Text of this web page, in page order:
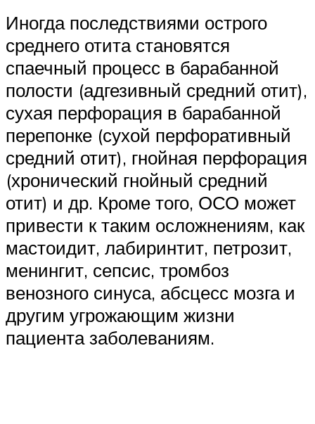
Иногда последствиями острого
среднего отита становятся
спаечный процесс в барабанной
полости (адгезивный средний отит),
сухая перфорация в барабанной
перепонке (сухой перфоративный
средний отит), гнойная перфорация
(хронический гнойный средний
отит) и др. Кроме того, ОСО может
привести к таким осложнениям, как
мастоидит, лабиринтит, петрозит,
менингит, сепсис, тромбоз
венозного синуса, абсцесс мозга и
другим угрожающим жизни
пациента заболеваниям.